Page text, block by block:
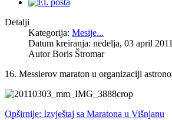
Detalji
Kategorija: Mesije...
Datum kreiranja: nedelja, 03 april
Autor Boris Štromar
16. Messierov maraton u organizaciji
Opširnije: Izvještaj sa Maratona u Višnjanu